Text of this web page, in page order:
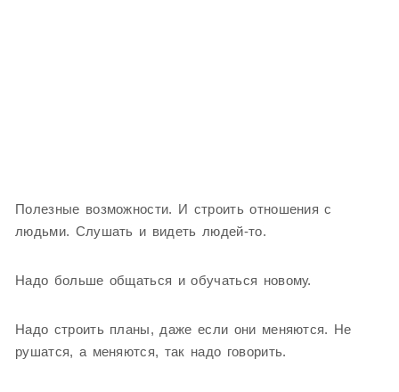
Полезные возможности. И строить отношения с
людьми. Слушать и видеть людей-то.
Надо больше общаться и обучаться новому.
Надо строить планы, даже если они меняются. Не
рушатся, а меняются, так надо говорить.